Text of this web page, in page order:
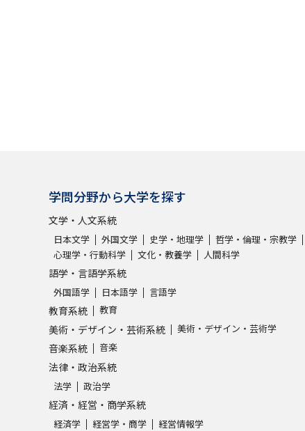
学問分野から大学を探す
文学・人文系統
日本文学 外国文学 史学・地理学
哲学・倫理・宗教学
心理学・行動科学
文化・教養学 人間科学
語学・言語学系統
外国語学 日本語学 言語学
教育系統 教育
美術・デザイン・芸術系統 美術・デザイン・芸術学
音楽系統 音楽
法律・政治系統
法学 政治学
経済・経営・商学系統
経済学 経営学・商学 経営情報学